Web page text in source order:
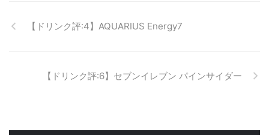
【ドリンク評:4】AQUARIUS Energy7
【ドリンク評:6】セブンイレブン パインサイダー